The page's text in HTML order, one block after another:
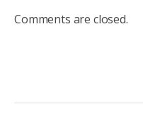
Comments are closed.